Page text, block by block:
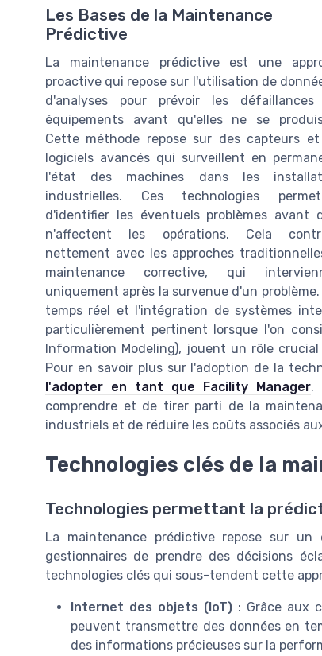
Les Bases de la Maintenance
Prédictive
La maintenance prédictive est une
proactive qui repose sur l'utilisation de
d'analyses pour prévoir les défaillances
équipements avant qu'elles ne se
Cette méthode repose sur des capteurs
logiciels avancés qui surveillent en
l'état des machines dans les
industrielles. Ces technologies
d'identifier les éventuels problèmes avant
n'affectent les opérations. Cela
nettement avec les approches
maintenance corrective, qui
uniquement après la survenue d'un
temps réel et l'intégration de systèmes
particulièrement pertinent lorsque l'on
Information Modeling), jouent un rôle
Pour en savoir plus sur l'adoption de la
l'adopter en tant que Facility Manager.
comprendre et de tirer parti de la
industriels et de réduire les coûts associés
Technologies clés de la
Technologies permettant la
La maintenance prédictive repose sur
gestionnaires de prendre des décisions
technologies clés qui sous-tendent cette
Internet des objets (IoT) : Grâce aux
peuvent transmettre des données en
des informations précieuses sur la